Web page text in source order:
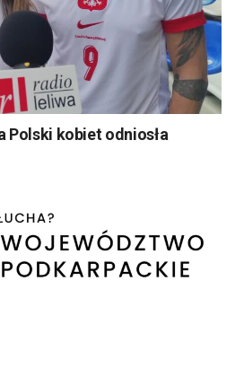
Polski kobiet odniosła